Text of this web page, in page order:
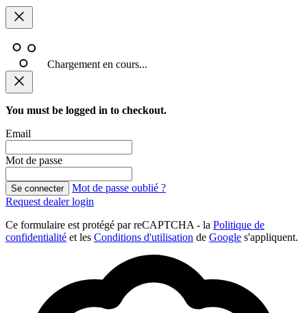
Chargement en cours...
You must be logged in to checkout.
Email
Mot de passe
Se connecter
Mot de passe oublié ?
Request dealer login
Ce formulaire est protégé par reCAPTCHA - la Politique de
confidentialité et les Conditions d'utilisation de Google s'appliquent.